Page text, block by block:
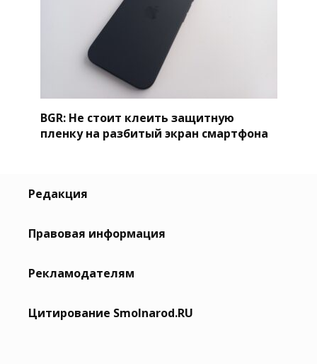
BGR: Не стоит клеить защитную
пленку на разбитый экран смартфона
Редакция
Правовая информация
Рекламодателям
Цитирование Smolnarod.RU